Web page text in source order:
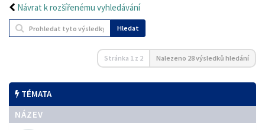
Návrat k rozšířenému vyhledávání
Hledat
Stránka 1 z 2 Nalezeno 28 výsledků hledání
TÉMATA
NÁZEV